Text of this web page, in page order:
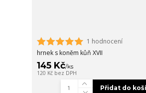
1 hodnocení
hrnek s koněm kůň XVII
145 Kč/ks
120 Kč bez DPH
Přidat do